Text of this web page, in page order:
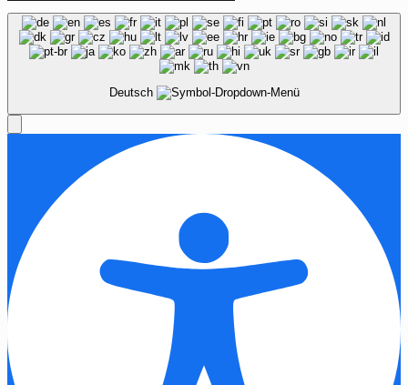
Deutsch